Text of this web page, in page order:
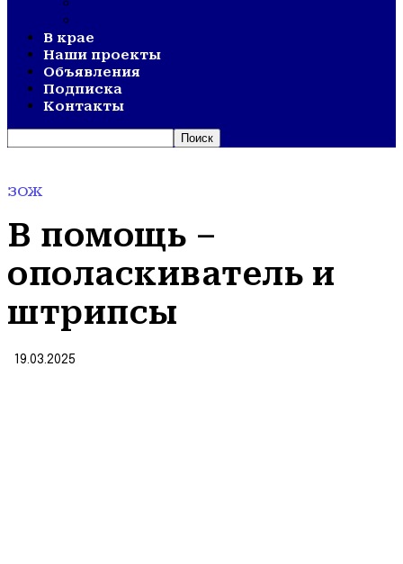
В крае
Наши проекты
Объявления
Подписка
Контакты
ЗОЖ
В помощь –
ополаскиватель и
штрипсы
19.03.2025